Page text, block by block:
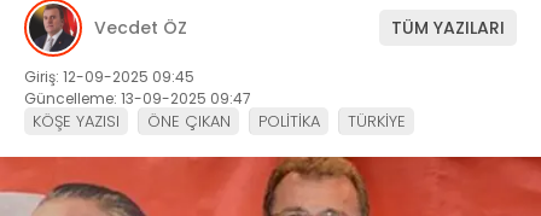
Vecdet ÖZ TÜM YAZILARI
Giriş: 12-09-2025 09:45
Güncelleme: 13-09-2025 09:47
KÖŞE YAZISI ÖNE ÇIKAN POLİTİKA TÜRKİYE